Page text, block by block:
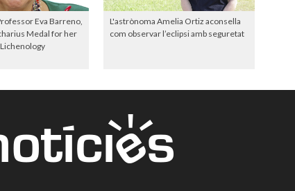
Eva Barreno,
Medal for her
L'astrònoma Amelia Ortiz aconsella
com observar l’eclipsi amb seguretat